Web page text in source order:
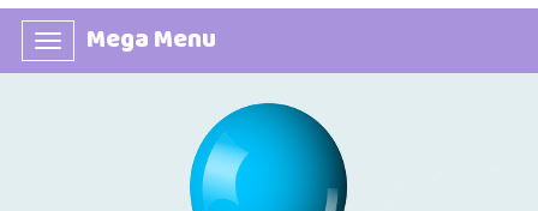
Basculer
la
Mega Menu